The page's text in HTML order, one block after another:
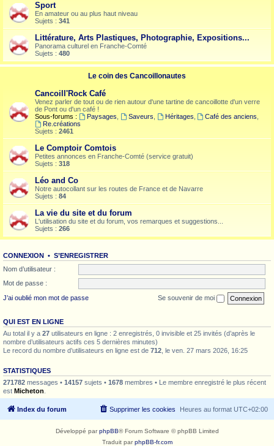
Sport
En amateur ou au plus haut niveau
Sujets : 341
Littérature, Arts Plastiques, Photographie, Expositions...
Panorama culturel en Franche-Comté
Sujets : 480
Le coin des Cancoillonautes
Cancoill'Rock Café
Venez parler de tout ou de rien autour d'une tartine de cancoillotte d'un verre
de Pont ou d'un café !
Sous-forums :
Paysages Saveurs Héritages Café des anciens
Re.créations
Sujets : 2461
Le Comptoir Comtois
Petites annonces en Franche-Comté (service gratuit)
Sujets : 318
Léo and Co
Notre autocollant sur les routes de France et de Navarre
Sujets : 84
La vie du site et du forum
L'utilisation du site et du forum, vos remarques et suggestions...
Sujets : 266
CONNEXION • S’ENREGISTRER
Nom d’utilisateur :
Mot de passe :
J’ai oublié mon mot de passe
Se souvenir de moi
QUI EST EN LIGNE
Au total il y a 27 utilisateurs en ligne : 2 enregistrés, 0 invisible et 25 invités (d’après le
nombre d’utilisateurs actifs ces 5 dernières minutes)
Le record du nombre d’utilisateurs en ligne est de 712 , le ven. 27 mars 2026, 16:25
STATISTIQUES
271782 messages • 14157 sujets • 1678 membres • Le membre enregistré le plus récent
est Micheton
Index du forum Heures au format UTC+02:00
Supprimer les cookies
Développé parphpBB® Forum Software © phpBB Limited
Traduit parphpBB-fr.com